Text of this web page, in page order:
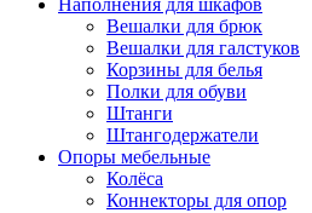
Наполнения для шкафов
Вешалки для брюк
Вешалки для галстуков
Корзины для белья
Полки для обуви
Штанги
Штангодержатели
Опоры мебельные
Колёса
Коннекторы для опор